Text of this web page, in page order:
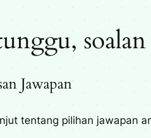
Jawapan
tentang pilihan jawapan